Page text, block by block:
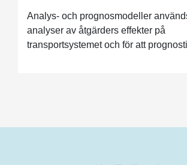
Analys- och prognosmodeller
analyser av åtgärders effekter på
transportsystemet och för att